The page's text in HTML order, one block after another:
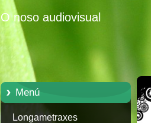
O noso audiovisual
Menú
Longametraxes